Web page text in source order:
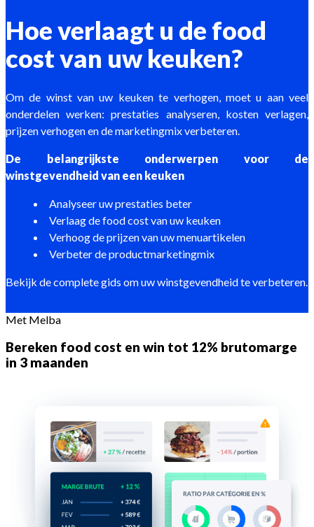
Hoe verlaagt u de food
cost van uw keuken?
Om de winst van uw keuken te verhogen, moet u aan veel
onderdelen werken: prestaties analyseren, kosten verlagen,
prijzen verhogen en de marketingmix verbeteren.
De belangrijkste onderwerpen voor de
winstgevendheid van een keuken
Analyseer uw prestaties beter
Verlaag de food cost van uw keuken
Verhoog de prijzen van uw menuartikelen
Verbeter de productmarketingmix
Bekijk de complete gids om uw winstgevendheid te verbeteren.
Met Melba
Bereken food cost en win tot 12% brutomarge
in 3 maanden